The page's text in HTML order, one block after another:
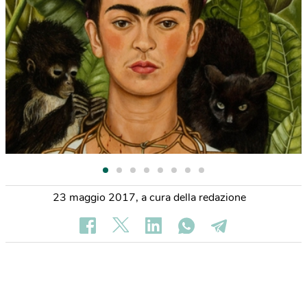
23 maggio 2017, a cura della redazione